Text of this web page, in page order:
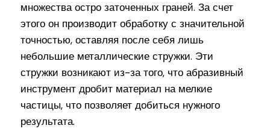
множества остро заточенных граней. За счет
этого он производит обработку с значительной
точностью, оставляя после себя лишь
небольшие металлические стружки. Эти
стружки возникают из-за того, что абразивный
инструмент дробит материал на мелкие
частицы, что позволяет добиться нужного
результата.